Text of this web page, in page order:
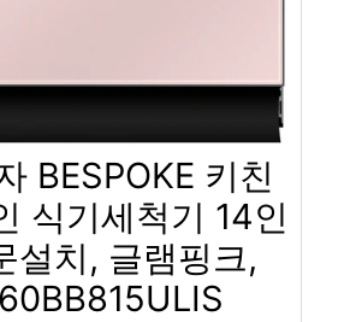
BESPOKE 키친
식기세척기 14인
설치, 글램핑크,